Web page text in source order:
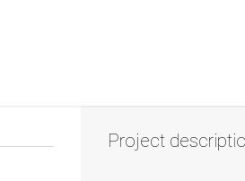
Project